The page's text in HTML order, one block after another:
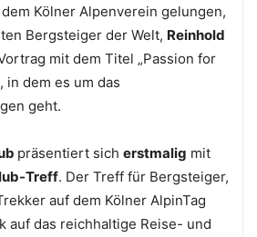
Kölner Alpenverein gelungen,
Bergsteiger der Welt, Reinhold
mit dem Titel „Passion for
in dem es um das
geht.
präsentiert sich erstmalig mit
Treff. Der Treff für Bergsteiger,
auf dem Kölner AlpinTag
auf das reichhaltige Reise- und